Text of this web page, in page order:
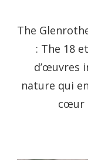
The
: The 18
d’œuvres
nature qui
cœur